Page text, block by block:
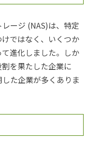
ージ (NAS)は、特定
ではなく、いくつか
進化しました。しか
を果たした企業に
た企業が多くありま